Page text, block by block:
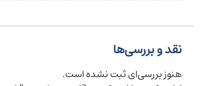
نقد و بررسی‌ها
هنوز بررسی‌ای ثبت نشده است.